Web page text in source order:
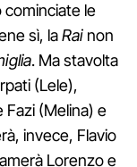
cominciate le
sì, laRainon
. Ma stavolta
(Lele),
Fazi (Melina) e
invece, Flavio
Lorenzo e